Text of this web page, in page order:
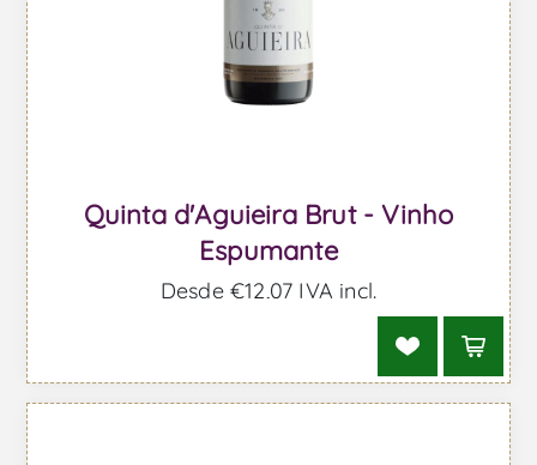
Quinta d'Aguieira Brut - Vinho
Espumante
Desde €12,07 IVA incl.